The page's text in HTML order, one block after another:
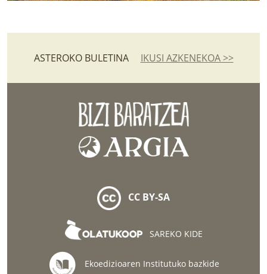
ASTEROKO BULETINA IKUSI AZKENEKOA >>
CC BY-SA
SAREKO KIDE
Ekoedizioaren Institutuko bazkide